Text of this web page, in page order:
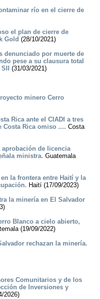
río en el cierre de
el plan de cierre de
Gold (28/10/2021)
denunciado por muerte de
pese a su clausura total
(31/03/2021)
minero Cerro
Rica ante el CIADI a tres
Costa Rica omiso .... Costa
de licencia
ministra. Guatemala
la frontera entre Haití y la
Haití (17/09/2023)
la minería en El Salvador
Blanco a cielo abierto,
(19/09/2022)
rechazan la minería.
Comunitarios y de los
de Inversiones y
2026)